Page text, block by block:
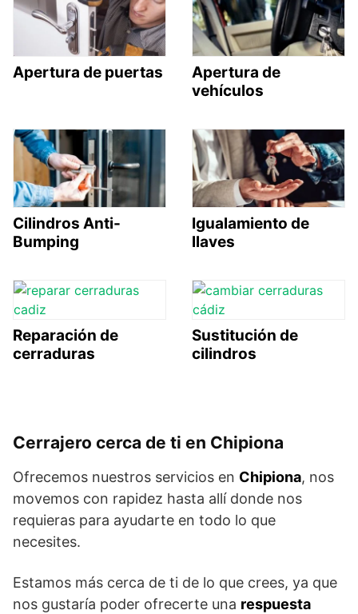
Apertura de puertas
Apertura de
vehículos
Cilindros Anti-
Bumping
Igualamiento de
llaves
Reparación de
cerraduras
Sustitución de
cilindros
Cerrajero cerca de ti en Chipiona
Ofrecemos nuestros servicios en Chipiona, nos
movemos con rapidez hasta allí donde nos
requieras para ayudarte en todo lo que
necesites.
Estamos más cerca de ti de lo que crees, ya que
nos gustaría poder ofrecerte una respuesta